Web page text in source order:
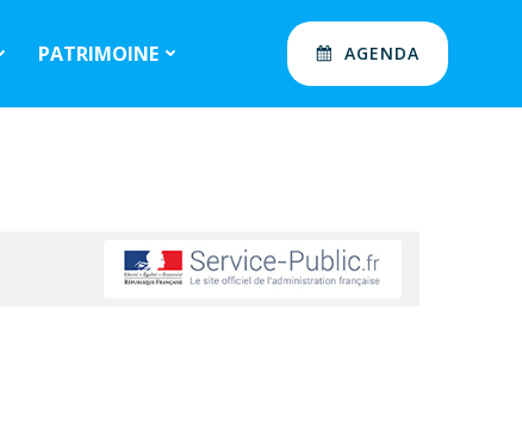
PATRIMOINE AGENDA